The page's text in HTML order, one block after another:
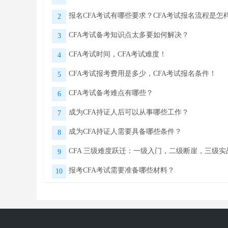
2 报名CFA考试有哪些要求？CFA考试报名流程是怎
3 CFA考试备考知识点太多要如何解决？
4 CFA考试时间，CFA考试难度！
5 CFA考试报考费用是多少，CFA考试报名条件！
6 CFA考试备考难点有哪些？
7 成为CFA持证人后可以从事哪些工作？
8 成为CFA持证人需要具备哪些条件？
9 CFA 三级难度跃迁：一级入门，二级断崖，三级实
10 报考CFA考试需要准备哪些材料？